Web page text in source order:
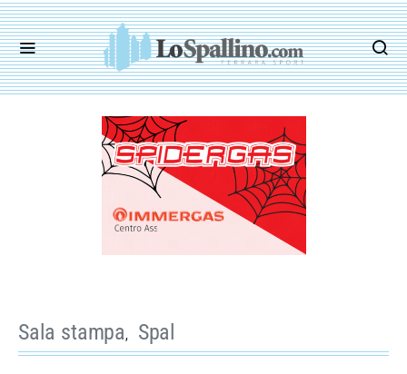
Sala stampa Spal